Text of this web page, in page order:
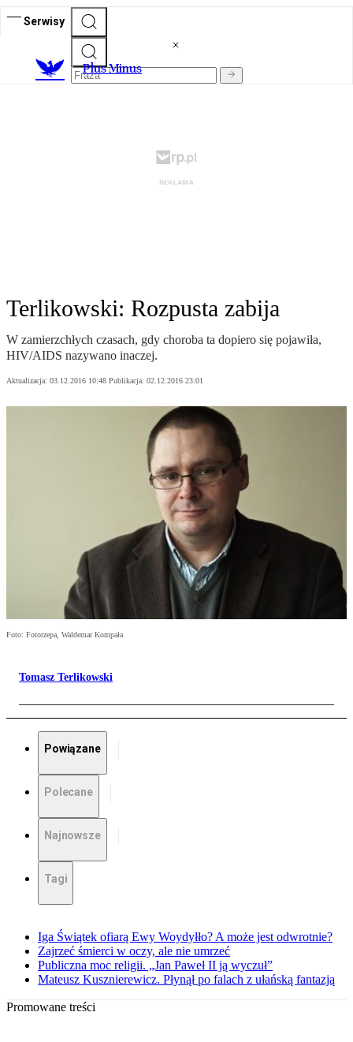
Serwisy
Plus Minus
Terlikowski: Rozpusta zabija
W zamierzchłych czasach, gdy choroba ta dopiero się pojawiła,
HIV/AIDS nazywano inaczej.
Aktualizacja: 03.12.2016 10:48 Publikacja: 02.12.2016 23:01
Foto: Fotorzepa, Waldemar Kompała
Tomasz Terlikowski
Powiązane
Polecane
Najnowsze
Tagi
Iga Świątek ofiarą Ewy Woydyłło? A może jest odwrotnie?
Zajrzeć śmierci w oczy, ale nie umrzeć
Publiczna moc religii. „Jan Paweł II ją wyczuł”
Mateusz Kusznierewicz. Płynął po falach z ułańską fantazją
Promowane treści